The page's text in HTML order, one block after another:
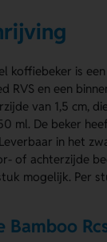
koffiebeker is
RVS en een
van 1,5 cm,
ml. De beker
in het
of achterzijde
mogelijk. Per
Bamboo